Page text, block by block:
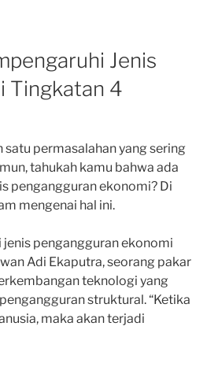
Jenis
Tingkatan 4
permasalahan yang sering
tahukah kamu bahwa ada
pengangguran ekonomi? Di
mengenai hal ini.
pengangguran ekonomi
Adi Ekaputra, seorang pakar
teknologi yang
struktural. “Ketika
maka akan terjadi